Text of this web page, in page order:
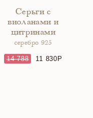
Серьги с
виоланами и
цитринами
серебро 925
14 788 11 830